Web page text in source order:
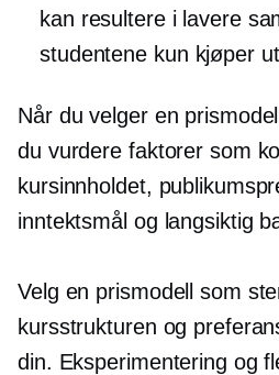
kan resultere i lavere
studentene kun kjøper
Når du velger en
du vurdere faktorer som
kursinnholdet,
inntektsmål og langsiktig
Velg en prismodell som
kursstrukturen og
din. Eksperimentering og